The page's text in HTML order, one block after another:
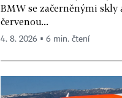
BMW se začerněnými skly
červenou...
4. 8. 2026 ▪ 6 min. čtení